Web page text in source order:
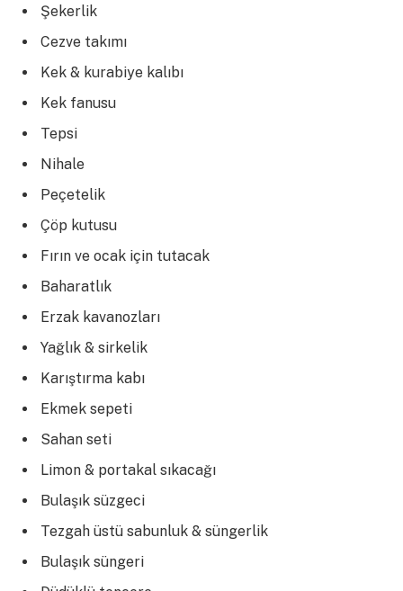
Şekerlik
Cezve takımı
Kek & kurabiye kalıbı
Kek fanusu
Tepsi
Nihale
Peçetelik
Çöp kutusu
Fırın ve ocak için tutacak
Baharatlık
Erzak kavanozları
Yağlık & sirkelik
Karıştırma kabı
Ekmek sepeti
Sahan seti
Limon & portakal sıkacağı
Bulaşık süzgeci
Tezgah üstü sabunluk & süngerlik
Bulaşık süngeri